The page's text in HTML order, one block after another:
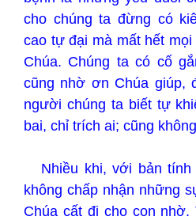
cho chúng ta đừng có
cao tự đại mà mất hết
Chúa. Chúng ta có cố
cũng nhờ ơn Chúa giúp,
người chúng ta biết tự
bai, chỉ trích ai; cũng
Nhiều khi, với bản tính
không chấp nhận những
Chúa cất đi cho con